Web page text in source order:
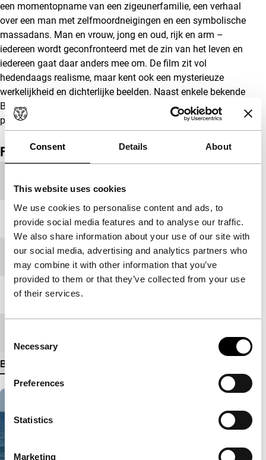
Consent Details About
This website uses cookies
We use cookies to personalise content and ads, to
provide social media features and to analyse our traffic.
We also share information about your use of our site with
our social media, advertising and analytics partners who
may combine it with other information that you’ve
provided to them or that they’ve collected from your use
of their services.
Selection
Necessary
Preferences
Statistics
Marketing
een momentopname van een zigeunerfamilie, een verhaal
over een man met zelfmoordneigingen en een symbolische
massadans. Man en vrouw, jong en oud, rijk en arm –
iedereen wordt geconfronteerd met de zin van het leven en
iedereen gaat daar anders mee om. De film zit vol
hedendaags realisme, maar kent ook een mysterieuze
werkelijkheid en dichterlijke beelden. Naast enkele bekende
Bulgaarse acteurs hebben de regisseurs gewerkt met niet-
professionele acteurs. (LC)
Film details
Jaar 2006
Festivaleditie IFFR 2007
Lengte
Bekijk meer details